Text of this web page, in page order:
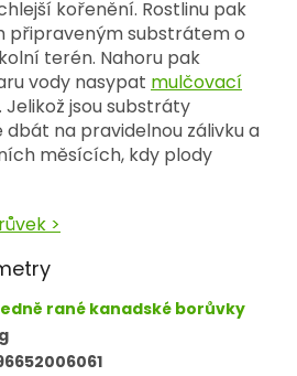
kořenění. Rostlinu pak
připraveným substrátem o
terén. Nahoru pak
vody nasypat mulčovací
Jelikož jsou substráty
dbát na pravidelnou zálivku a
měsících, kdy plody
>
rané kanadské borůvky